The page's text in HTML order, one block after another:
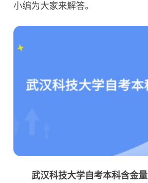
小编为大家来解答。
武汉科技大学自考本科含金量